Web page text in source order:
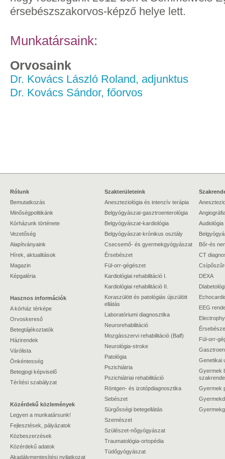
érsebészszakorvos-képző helye lett.
Munkatársaink:
Orvosaink
Dr. Kovács László Roland, adjunktus
Dr. Kovács Sándor, főorvos
Rólunk
Bemutatkozás
Minőségpolitikánk
Kórházunk története
Vezetőség
Alapítványaink
Hírek, aktualitások
Magazin
Képgaléria
Hasznos információk
A kórház térképe
Orvoskereső
Betegtájékoztatók
Házirendek
Várólista
Önkéntesség
Betegjogi képviselő
Térítési szabályzat
Közérdekű közlemények
Legyen a munkatársunk!
Fejlesztések, pályázatok
Közbeszerzések
Közérdekű adatok
Akadálymentesítési nyilatkozat
Szakterületeink
Aneszteziológia és intenzív terápia
Belgyógyászat-gasztroenterológia
Belgyógyászat-kardiológia
Belgyógyászat-krónikus osztály
Csecsemő- és gyermekgyógyászat
Érsebészet
Fül-orr-gégészet
Kardiológiai rehabilitáció I.
Kardiológiai rehabilitáció II.
Koraszülött és patológiás újszülött
ellátás
Laboratóriumi diagnosztika
Neurorehabilitáció
Mozgásszervi rehabilitáció (Balf)
Neurológia-stroke
Patológia
Pszichiátria
Pszichiátriai rehabilitáció
Röntgen- és izotópdiagnosztika
Sebészet
Sürgősségi betegellátás
Szemészet
Szülészet-nőgyógyászat
Traumatológia-ortopédia
Tüdőgyógyászat
Audiológia
Bőr-és
CT
DEXA
EEG
Fül-orr-
Genetikai
Gyermek
Gyermek